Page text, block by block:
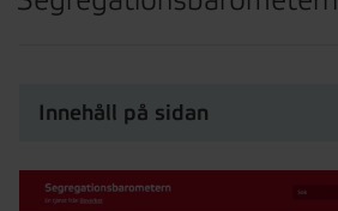
Innehåll på sidan